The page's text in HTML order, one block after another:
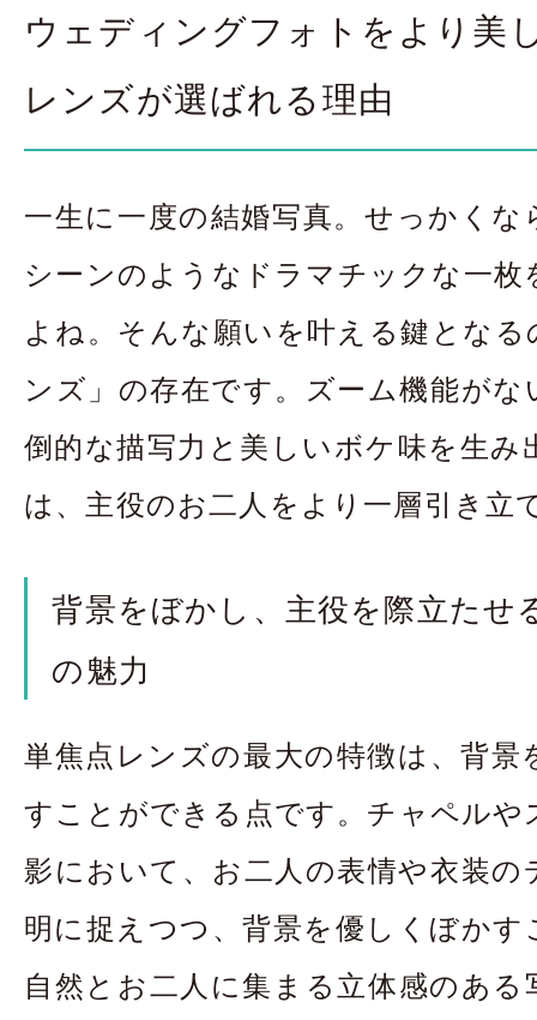
来店のご予約
アクセス
ウェディングフォトをより美
レンズが選ばれる理由
一生に一度の結婚写真。せっかくな
シーンのようなドラマチックな一枚
よね。そんな願いを叶える鍵とな
ンズ」の存在です。ズーム機能が
倒的な描写力と美しいボケ味を生み
は、主役のお二人をより一層引き立
背景をぼかし、主役を際立たせ
の魅力
単焦点レンズの最大の特徴は、背景
すことができる点です。チャペルや
影において、お二人の表情や衣装の
明に捉えつつ、背景を優しくぼかす
自然とお二人に集まる立体感のあ